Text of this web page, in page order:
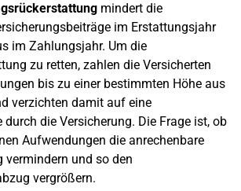
mindert die
im Erstattungsjahr
im Zahlungsjahr. Um die
zu retten, zahlen die Versicherten
bis zu einer bestimmten Höhe aus
verzichten damit auf eine
durch die Versicherung. Die Frage ist, ob
Aufwendungen die anrechenbare
vermindern und so den
vergrößern.